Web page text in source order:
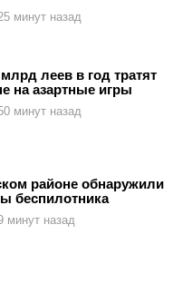
минут назад
леев в год тратят
на азартные игры
минут назад
районе обнаружили
беспилотника
минут назад